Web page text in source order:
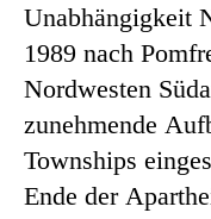
Unabhängigkeit
1989 nach
Nordwesten
zunehmende
Townships
Ende der